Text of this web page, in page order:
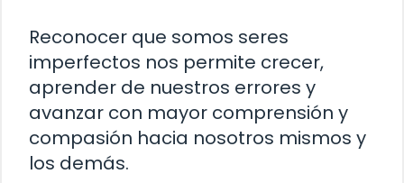
Reconocer que somos seres
imperfectos nos permite crecer,
aprender de nuestros errores y
avanzar con mayor comprensión y
compasión hacia nosotros mismos y
los demás.